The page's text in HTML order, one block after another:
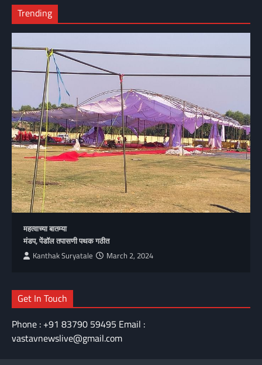
Trending
महत्वाच्या बातम्या
मंडप, पेंडॉल तपासणी पथक गठीत
Kanthak Suryatale March 2, 2024
Get In Touch
Phone : +91 83790 59495 Email :
vastavnewslive@gmail.com